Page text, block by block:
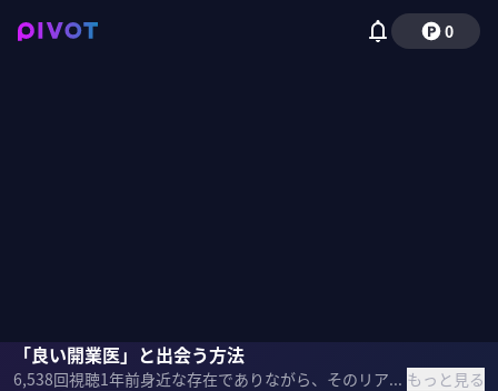
0
「良い開業医」と出会う方法
6,538回視聴1年前 身近な存在でありながら、そのリアルは知られていない開業医。開業するにはいくらかかるのか？毎月の収支は？平均年齢と平均年収は？どんな日常を送っているのか？『開業医の正体』の著者である小児外科医の松永正訓氏に聞いた。 もっと見る
松永正訓佐々木紀彦